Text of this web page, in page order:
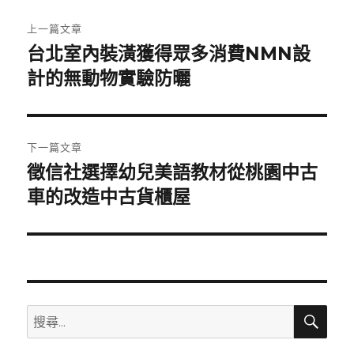
章
導
覽
上一篇文章
上
一
文
章:
台北室內裝潢獲得眾多消費NMN設
計的無動物實驗防曬
下一篇文章
下
一
文
徵信社選擇幼兒美語教材從桃園中古
車的改造中古貨櫃屋
搜
尋
搜